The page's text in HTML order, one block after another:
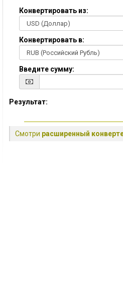
Конвертировать из:
Конвертировать в:
Введите сумму:
Результат:
Смотри расширенный